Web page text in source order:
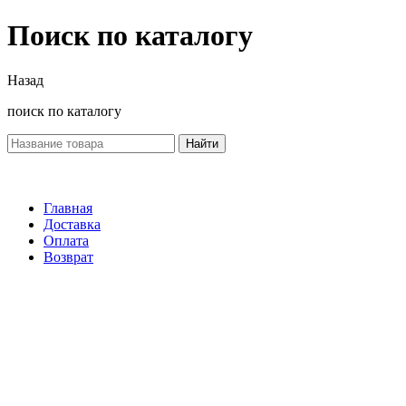
Поиск по каталогу
Назад
поиск по каталогу
Найти
Главная
Доставка
Оплата
Возврат